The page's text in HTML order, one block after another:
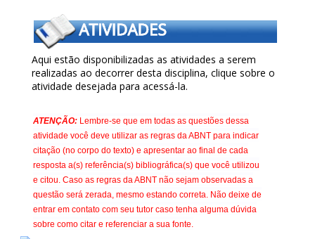
Aqui estão disponibilizadas as atividades a serem
realizadas ao decorrer desta disciplina, clique sobre o
atividade desejada para acessá-la.
ATENÇÃO: Lembre-se que em todas as questões dessa
atividade você deve utilizar as regras da ABNT para indicar
citação (no corpo do texto) e apresentar ao final de cada
resposta a(s) referência(s) bibliográfica(s) que você utilizou
e citou. Caso as regras da ABNT não sejam observadas a
questão será zerada, mesmo estando correta. Não deixe de
entrar em contato com seu tutor caso tenha alguma dúvida
sobre como citar e referenciar a sua fonte.